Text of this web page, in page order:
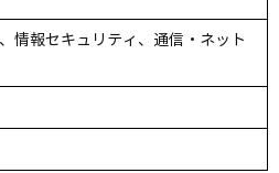
情報セキュリティ、通信・ネット